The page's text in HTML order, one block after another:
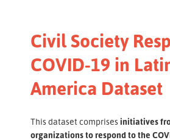
Civil Society
COVID-19 in
America Dataset
This dataset comprisesinitiatives
organizations to respond to the